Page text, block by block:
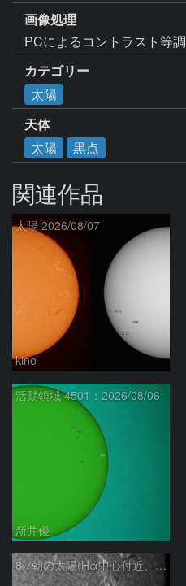
画像処理
PCによるコントラスト等
カテゴリー
太陽
天体
太陽
黒点
関連作品
太陽 2026/08/07
kino
活動領域 4501：2026/08/06
新井優
8/7朝の太陽(Hα中心付近、4498、4502付近)